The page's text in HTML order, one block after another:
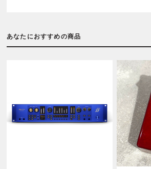
あなたにおすすめの商品